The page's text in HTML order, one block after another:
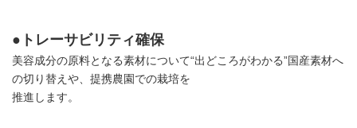
●トレーサビリティ確保
美容成分の原料となる素材について“出どころがわかる”国産素材へ
の切り替えや、提携農園での栽培を
推進します。